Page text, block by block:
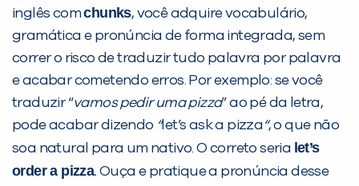
inglês comchunks, você adquire vocabulário,
gramática e pronúncia de forma integrada, sem
correr o risco de traduzir tudo palavra por palavra
e acabar cometendo erros. Por exemplo: se você
traduzir “vamos pedir uma pizza” ao pé da letra,
pode acabar dizendo “let’s ask a pizza“, o que não
soa natural para um nativo. O correto seria let’s
order a pizza. Ouça e pratique a pronúncia desse
Desculpe!
Não encontramos nenhuma unidade
inFlux nesta cidade ou bairro que
você digitou.